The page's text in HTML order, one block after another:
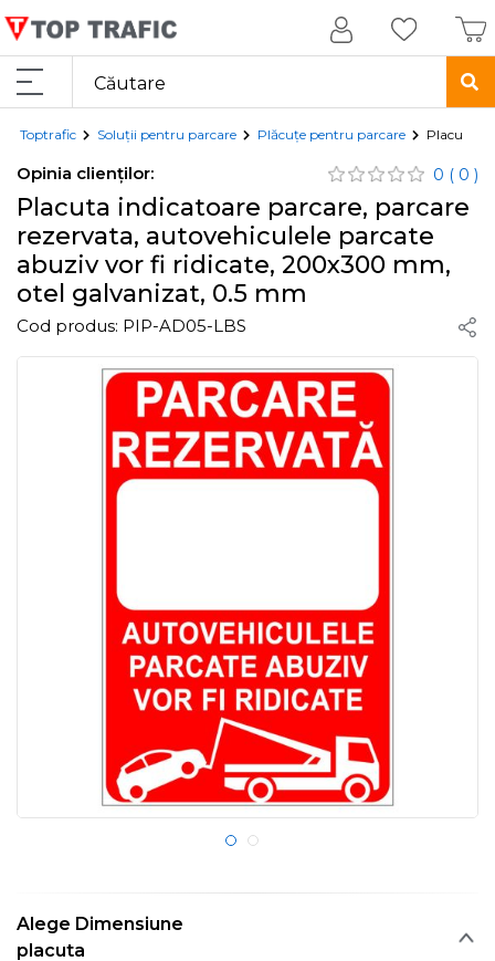
Toptrafic Soluții pentru parcare Plăcuțe pentru parcare Placuta
Opinia clienților: 0 ( 0 )
Placuta indicatoare parcare, parcare
rezervata, autovehiculele parcate
abuziv vor fi ridicate, 200x300 mm,
otel galvanizat, 0.5 mm
Cod produs: PIP-AD05-LBS
Alege Dimensiune
placuta